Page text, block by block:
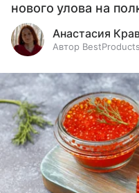
нового улова на
Анастасия
Автор